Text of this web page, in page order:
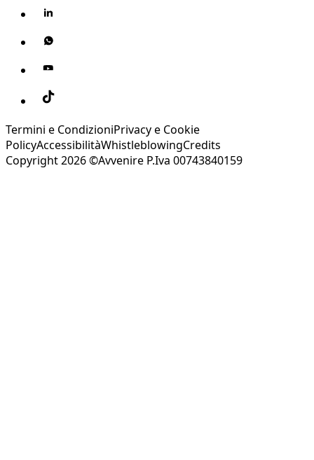
Termini e CondizioniPrivacy e Cookie
PolicyAccessibilitàWhistleblowingCredits
Copyright 2026 ©Avvenire P.Iva 00743840159